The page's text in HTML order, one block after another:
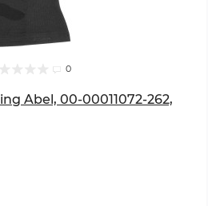
0
Abel, 00-00011072-262,